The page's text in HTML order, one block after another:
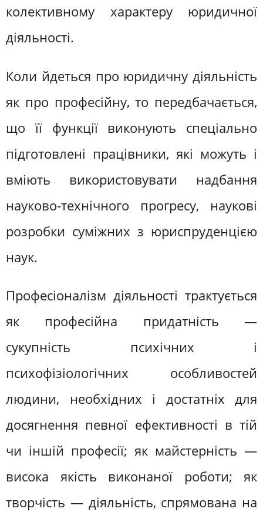
колективному характеру юридичної
діяльності.
Коли йдеться про юридичну діяльність
як про професійну, то передбачається,
що її функції виконують спеціально
підготовлені працівники, які можуть і
вміють використовувати надбання
науково-технічного прогресу, наукові
розробки суміжних з юриспруденцією
наук.
Професіоналізм діяльності трактується
як професійна придатність —
сукупність психічних і
психофізіологічних особливостей
людини, необхідних і достатніх для
досягнення певної ефективності в тій
чи іншій професії; як майстерність —
висока якість виконаної роботи; як
творчість — діяльність, спрямована на